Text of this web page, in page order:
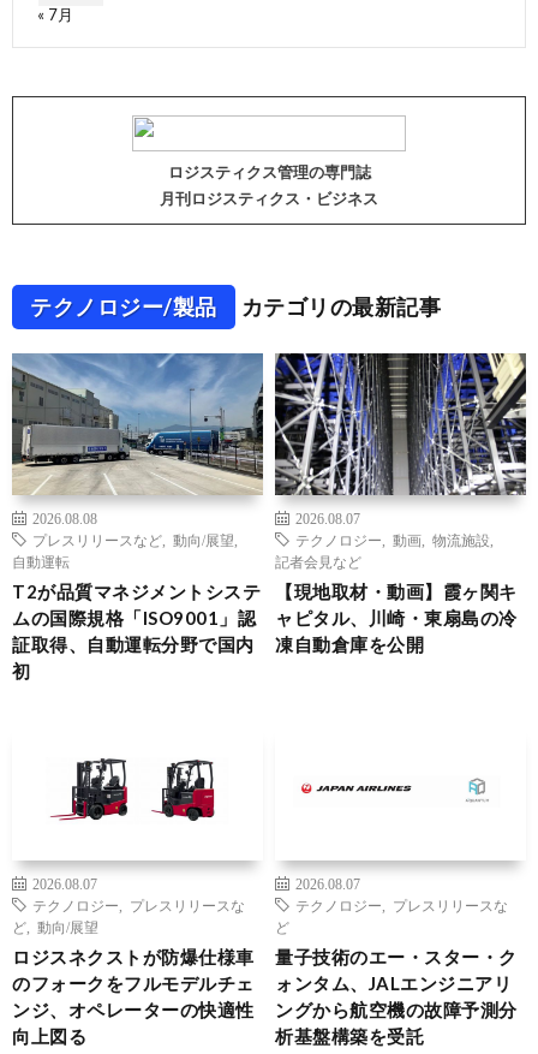
« 7月
ロジスティクス管理の専門誌
月刊ロジスティクス・ビジネス
テクノロジー/製品 カテゴリの最新記事
2026.08.08
プレスリリースなど
動向/展望
自動運転
T2が品質マネジメントシステ
ムの国際規格「ISO9001」認
証取得、自動運転分野で国内
初
2026.08.07
テクノロジー
動画 物流施設
記者会見など
【現地取材・動画】霞ヶ関キ
ャピタル、川崎・東扇島の冷
凍自動倉庫を公開
2026.08.07
テクノロジー
プレスリリースな
ど
動向/展望
ロジスネクストが防爆仕様車
のフォークをフルモデルチェ
ンジ、オペレーターの快適性
向上図る
2026.08.07
テクノロジー
プレスリリースな
ど
量子技術のエー・スター・ク
ォンタム、JALエンジニアリ
ングから航空機の故障予測分
析基盤構築を受託